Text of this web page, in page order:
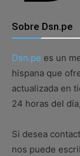
Sobre Dsn.pe
Dsn.pe es un
hispana que
actualizada en
24 horas del
Si desea
nos puede